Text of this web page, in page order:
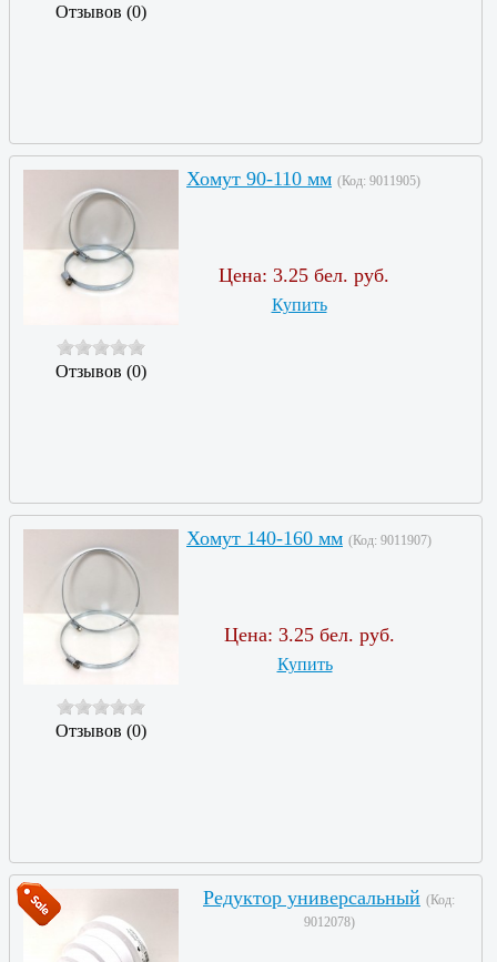
Отзывов (0)
Отзывов (0)
Хомут 90-110 мм (Код: 9011905)
Цена: 3.25 бел. руб.
Купить
Отзывов (0)
Хомут 140-160 мм (Код: 9011907)
Цена: 3.25 бел. руб.
Купить
Редуктор универсальный (Код:
9012078)